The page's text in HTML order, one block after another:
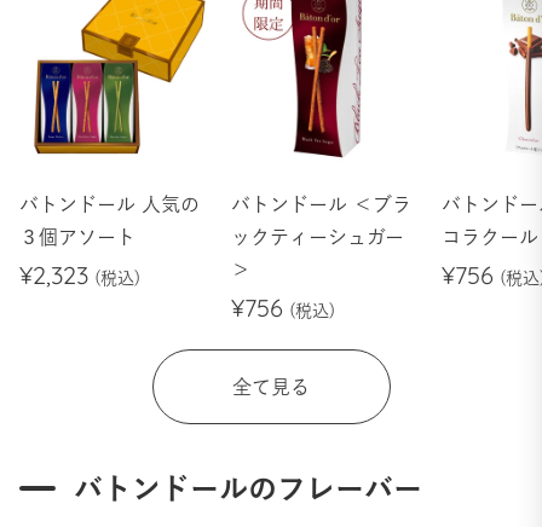
バトンドール 人気の
３個アソート
¥2,323
バトンドール ＜ブラ
ックティーシュガー
＞
¥756
バトンド
コラクー
¥756
全て見る
バトンドールのフレーバー